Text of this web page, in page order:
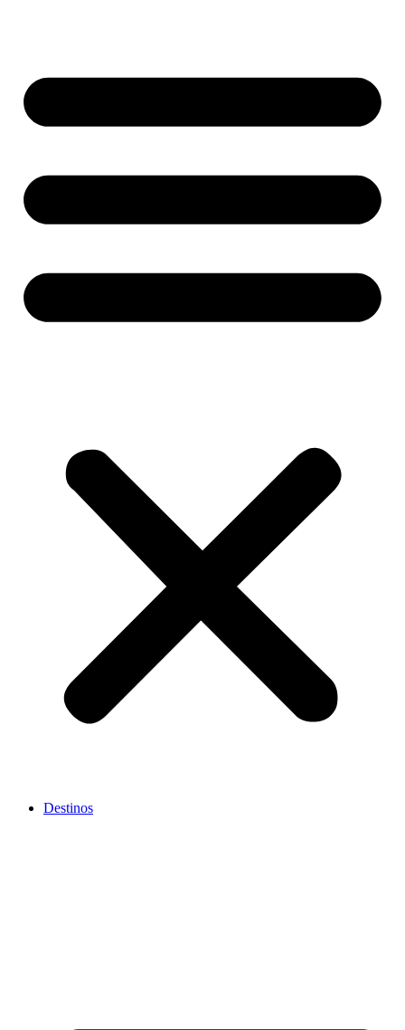
Destinos